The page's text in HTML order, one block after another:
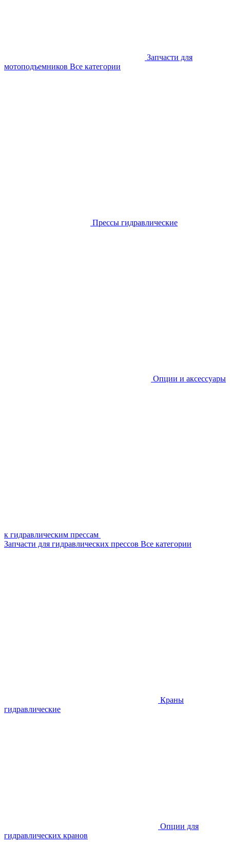
Запчасти для
мотоподъемников Все категории
Прессы гидравлические
Опции и аксессуары
к гидравлическим прессам
Запчасти для гидравлических прессов Все категории
Краны
гидравлические
Опции для
гидравлических кранов